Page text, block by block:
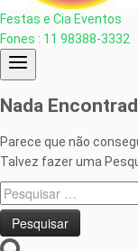
Festas e Cia Eventos
Fones : 11 98388-3332
Nada
Parece que não
Talvez fazer uma